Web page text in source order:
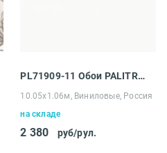
PL71909-11 Обои PALITRA LIFE (Palitra) Holland
10.05х1.06м, Виниловые, Россия
на складе
2 380 руб/рул.